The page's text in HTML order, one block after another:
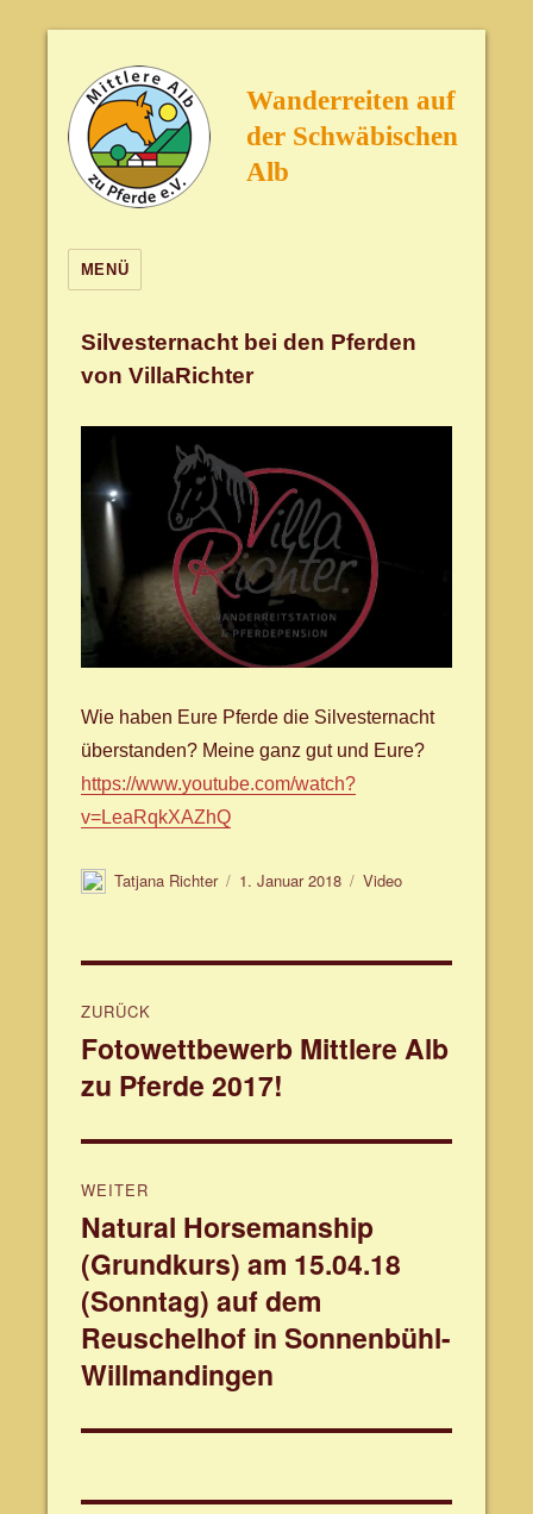
Wanderreiten auf
der Schwäbischen
Alb
MENÜ
Silvesternacht bei den Pferden
von VillaRichter
Wie haben Eure Pferde die Silvesternacht
überstanden? Meine ganz gut und Eure?
https://www.youtube.com/watch?
v=LeaRqkXAZhQ
Autor
Tatjana Richter
Veröffentlicht
1. Januar 2018 Format
Video
ZURÜCK
Vorheriger
Beitrag:
Fotowettbewerb Mittlere Alb
zu Pferde 2017!
WEITER
Nächster
Beitrag:
Natural Horsemanship
(Grundkurs) am 15.04.18
(Sonntag) auf dem
Reuschelhof in Sonnenbühl-
Willmandingen